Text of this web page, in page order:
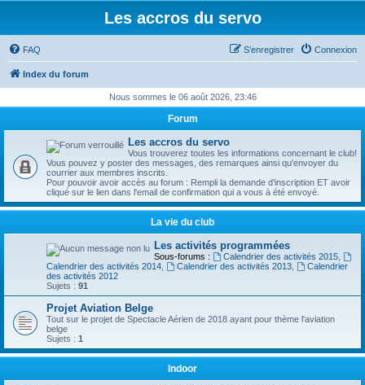
Les accros du servo
FAQ Connexion
S’enregistrer
Index du forum
Nous sommes le 06 août 2026, 23:46
Forum
Les accros du servo
Vous trouverez toutes les informations concernant le club!
Vous pouvez y poster des messages, des remarques ainsi qu'envoyer du
courrier aux membres inscrits.
Pour pouvoir avoir accès au forum : Rempli la demande d'inscription ET avoir
cliqué sur le lien dans l'email de confirmation qui a vous à été envoyé.
La vie du club
Les activités programmées
Sous-forums : Calendrier des activités 2015,
Calendrier des activités 2014
Calendrier des activités 2013,
Calendrier
des activités 2012
Sujets : 91
Projet Aviation Belge
Tout sur le projet de Spectacle Aérien de 2018 ayant pour thème l'aviation
belge
Sujets : 1
Indoor